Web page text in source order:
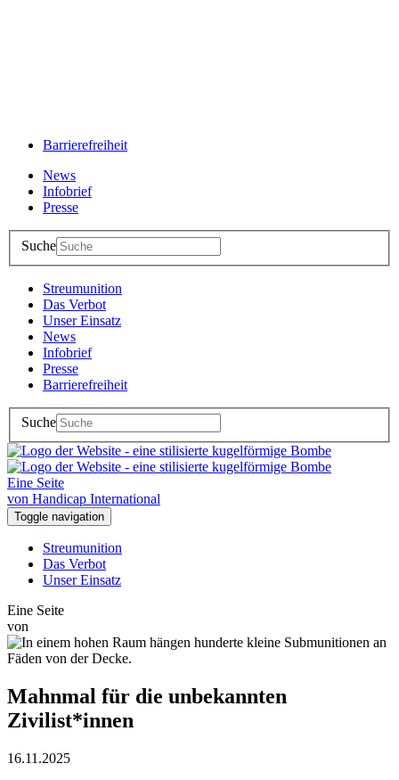
Barrierefreiheit
News
Infobrief
Presse
Suche
Streumunition
Das Verbot
Unser Einsatz
News
Infobrief
Presse
Barrierefreiheit
Suche
Eine Seite
von Handicap International
Toggle navigation
Streumunition
Das Verbot
Unser Einsatz
Eine Seite
von
Mahnmal für die unbekannten
Zivilist*innen
16.11.2025